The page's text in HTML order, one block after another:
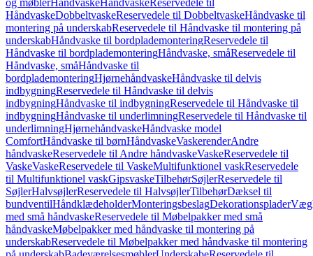
og møblerHåndvaskeHåndvaskeReservedele til
HåndvaskeDobbeltvaskeReservedele til DobbeltvaskeHåndvaske til
montering på underskabReservedele til Håndvaske til montering på
underskabHåndvaske til bordplademonteringReservedele til
Håndvaske til bordplademonteringHåndvaske, småReservedele til
Håndvaske, småHåndvaske til
bordplademonteringHjørnehåndvaskeHåndvaske til delvis
indbygningReservedele til Håndvaske til delvis
indbygningHåndvaske til indbygningReservedele til Håndvaske til
indbygningHåndvaske til underlimningReservedele til Håndvaske til
underlimningHjørnehåndvaskeHåndvaske model
ComfortHåndvaske til børnHåndvaskeVaskerenderAndre
håndvaskeReservedele til Andre håndvaskeVaskeReservedele til
VaskeVaskeReservedele til VaskeMultifunktionel vaskReservedele
til Multifunktionel vaskGipsvaskeTilbehørSøjlerReservedele til
SøjlerHalvsøjlerReservedele til HalvsøjlerTilbehørDæksel til
bundventilHåndklædeholderMonteringsbeslagDekorationsplader
med små håndvaskeReservedele til Møbelpakker med små
håndvaskeMøbelpakker med håndvaske til montering på
underskabReservedele til Møbelpakker med håndvaske til montering